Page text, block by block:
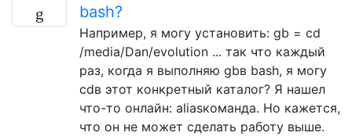
bash?
Например, я могу установить: gb = cd
/media/Dan/evolution ... так что каждый
раз, когда я выполняю gbв bash, я могу
cdв этот конкретный каталог? Я нашел
что-то онлайн: aliasкоманда. Но кажется,
что он не может сделать работу выше.